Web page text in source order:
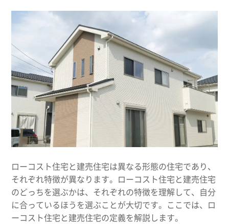
ローコスト住宅と建売住宅は異なる形態の住宅であり、
それぞれ特徴が異なります。ローコスト住宅と建売住宅
のどっちを選ぶかは、それぞれの特徴を理解して、自分
に合っているほうを選ぶことが大切です。ここでは、ロ
ーコスト住宅と建売住宅の定義を解説します。